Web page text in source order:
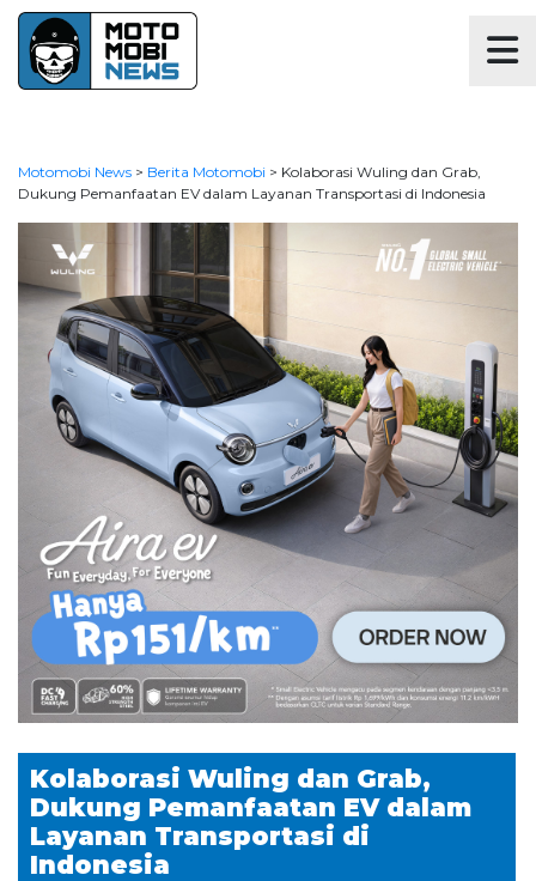
Motomobi News > Berita Motomobi > Kolaborasi Wuling dan Grab,
Dukung Pemanfaatan EV dalam Layanan Transportasi di Indonesia
Kolaborasi Wuling dan Grab,
Dukung Pemanfaatan EV dalam
Layanan Transportasi di
Indonesia